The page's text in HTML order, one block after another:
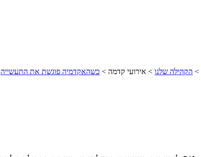
> הקהילה שלנו > אירועי קדמה > כשהאקדמיה פוגשת את התעשייה